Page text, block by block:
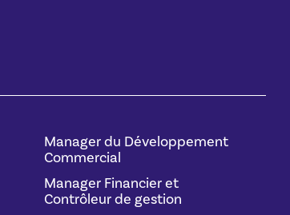
Manager du Développement
Commercial
Manager Financier et
Contrôleur de gestion